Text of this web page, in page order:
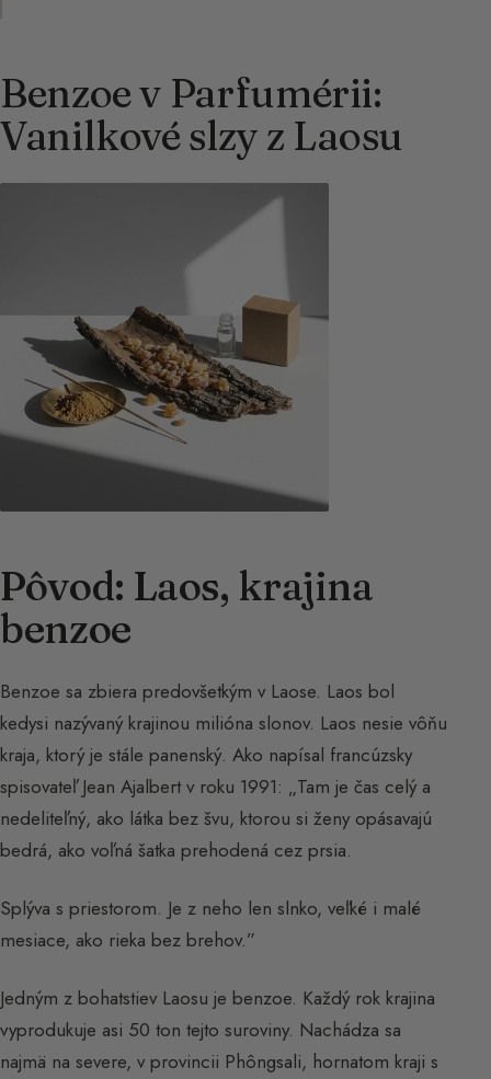
Benzoe v Parfumérii:
Vanilkové slzy z Laosu
Pôvod: Laos, krajina
benzoe
Benzoe sa zbiera predovšetkým v Laose. Laos bol
kedysi nazývaný krajinou milióna slonov. Laos nesie vôňu
kraja, ktorý je stále panenský. Ako napísal francúzsky
spisovateľ Jean Ajalbert v roku 1991: „Tam je čas celý a
nedeliteľný, ako látka bez švu, ktorou si ženy opásavajú
bedrá, ako voľná šatka prehodená cez prsia.
Splýva s priestorom. Je z neho len slnko, veľké i malé
mesiace, ako rieka bez brehov.”
Jedným z bohatstiev Laosu je benzoe. Každý rok krajina
vyprodukuje asi 50 ton tejto suroviny. Nachádza sa
najmä na severe, v provincii Phôngsali, hornatom kraji s